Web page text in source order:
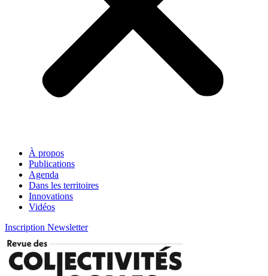
À propos
Publications
Agenda
Dans les territoires
Innovations
Vidéos
Inscription Newsletter